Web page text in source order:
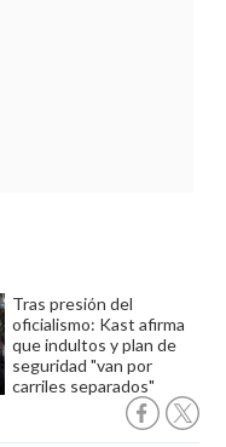
Tras presión del
oficialismo: Kast afirma
que indultos y plan de
seguridad "van por
carriles separados"